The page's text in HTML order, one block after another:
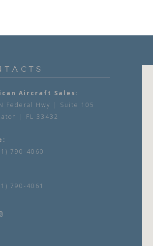
Aircraft Sales:
Federal Hwy | Suite 105
| FL 33432
790-4060
790-4061